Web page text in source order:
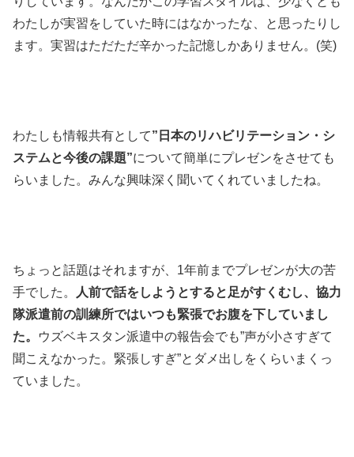
わたしが実習をしていた時にはなかったな、と思ったりし
ます。実習はただただ辛かった記憶しかありません。(笑)
わたしも情報共有として”日本のリハビリテーション・シ
ステムと今後の課題”について簡単にプレゼンをさせても
らいました。みんな興味深く聞いてくれていましたね。
ちょっと話題はそれますが、1年前までプレゼンが大の苦
手でした。
人前で話をしようとすると足がすくむし、協力
隊派遣前の訓練所ではいつも緊張でお腹を下していまし
た。
ウズベキスタン派遣中の報告会でも”声が小さすぎて
聞こえなかった。緊張しすぎ”とダメ出しをくらいまくっ
ていました。